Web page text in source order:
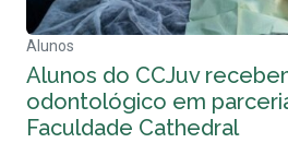
Alunos
Alunos do CCJuv
odontológico em
Faculdade Cathedral